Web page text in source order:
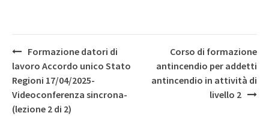
Post
navigation
Formazione datori di
lavoro Accordo unico Stato
Regioni 17/04/2025-
Videoconferenza sincrona-
(lezione 2 di 2)
Corso di formazione
antincendio per addetti
antincendio in attività di
livello 2